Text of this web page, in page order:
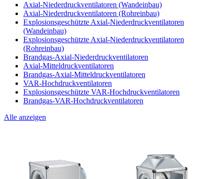
Axial-Niederdruckventilatoren (Wandeinbau)
Axial-Niederdruckventilatoren (Rohreinbau)
Explosionsgeschützte Axial-Niederdruckventilatoren
(Wandeinbau)
Explosionsgeschützte Axial-Niederdruckventilatoren
(Rohreinbau)
Brandgas-Axial-Niederdruckventilatoren
Axial-Mitteldruckventilatoren
Brandgas-Axial-Mitteldruckventilatoren
VAR-Hochdruckventilatoren
Explosionsgeschützte VAR-Hochdruckventilatoren
Brandgas-VAR-Hochdruckventilatoren
Alle anzeigen